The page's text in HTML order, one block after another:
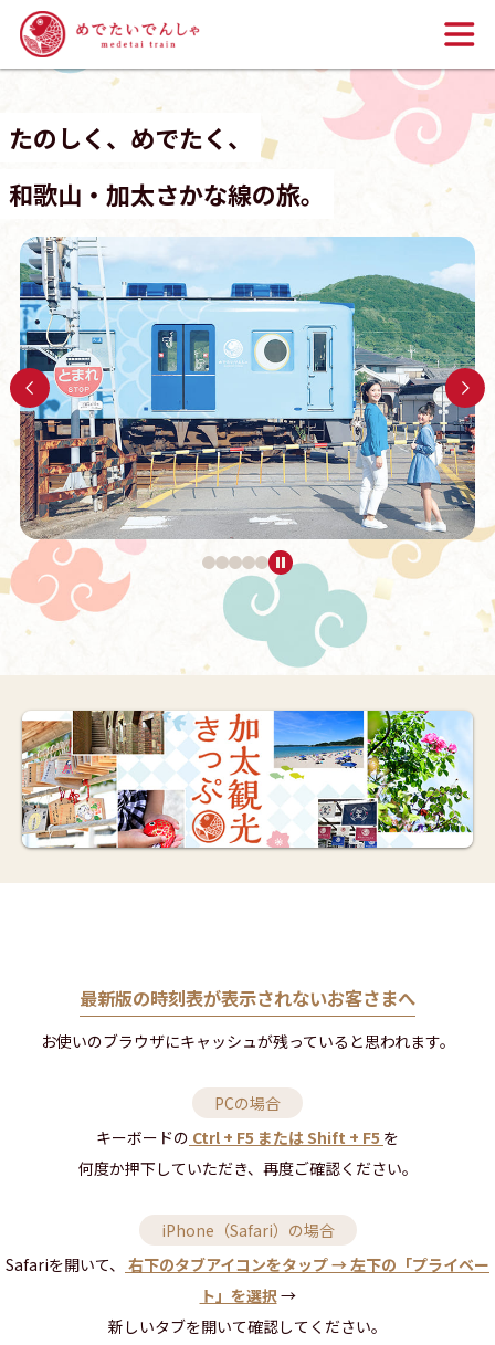
かなた
かしら
なな
かい
さち
たのしく、めでたく、
和歌山・加太さかな線の旅。
最新版の時刻表が表示されないお客さまへ
お使いのブラウザにキャッシュが残っていると思われます。
PCの場合
キーボードの Ctrl + F5 または Shift + F5 を
何度か押下していただき、再度ご確認ください。
iPhone（Safari）の場合
Safariを開いて、 右下のタブアイコンをタップ →左下の「プライベー
ト」を選択→
新しいタブを開いて確認してください。